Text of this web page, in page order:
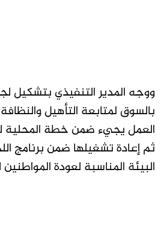
ووجه المدير التنفيذي بتشكيل
بالسوق لمتابعة التأهيل
العمل يجيء ضمن خطة المحلية
ثم إعادة تشغيلها ضمن برنامج
البيئة المناسبة لعودة